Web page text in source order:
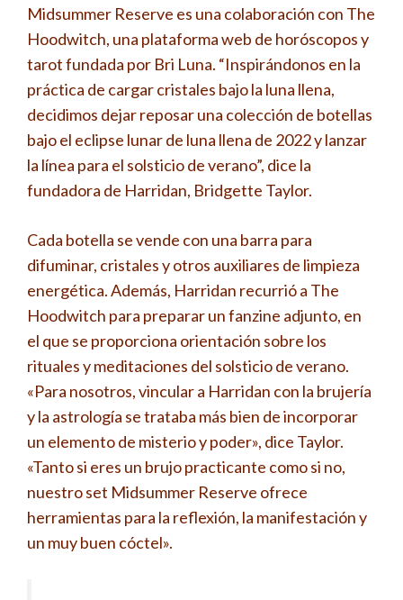
Midsummer Reserve es una colaboración con The
Hoodwitch, una plataforma web de horóscopos y
tarot fundada por Bri Luna. “Inspirándonos en la
práctica de cargar cristales bajo la luna llena,
decidimos dejar reposar una colección de botellas
bajo el eclipse lunar de luna llena de 2022 y lanzar
la línea para el solsticio de verano”, dice la
fundadora de Harridan, Bridgette Taylor.
Cada botella se vende con una barra para
difuminar, cristales y otros auxiliares de limpieza
energética. Además, Harridan recurrió a The
Hoodwitch para preparar un fanzine adjunto, en
el que se proporciona orientación sobre los
rituales y meditaciones del solsticio de verano.
«Para nosotros, vincular a Harridan con la brujería
y la astrología se trataba más bien de incorporar
un elemento de misterio y poder», dice Taylor.
«Tanto si eres un brujo practicante como si no,
nuestro set Midsummer Reserve ofrece
herramientas para la reflexión, la manifestación y
un muy buen cóctel».